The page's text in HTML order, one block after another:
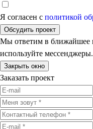
Я согласен с политикой
Обсудить проект
Мы ответим в ближайшее
используйте мессенджеры.
Закрыть окно
Заказать проект